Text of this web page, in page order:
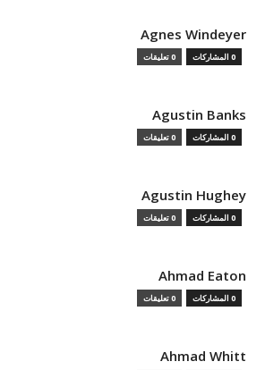
Agnes Windeyer
0 المشاركات 0 تعليقات
Agustin Banks
0 المشاركات 0 تعليقات
Agustin Hughey
0 المشاركات 0 تعليقات
Ahmad Eaton
0 المشاركات 0 تعليقات
Ahmad Whitt